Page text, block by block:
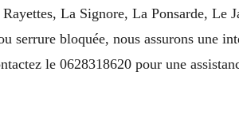
La Signore, La Ponsarde, Le
bloquée, nous assurons une
le 0628318620 pour une